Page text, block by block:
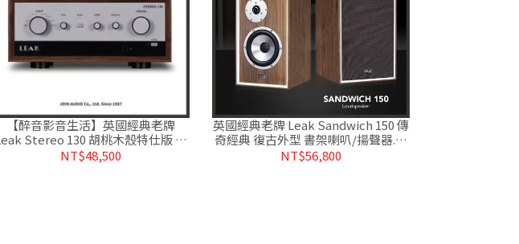
【醉音影音生活】英國經典老牌
Stereo 130 胡桃木殼特仕版 綜
合擴大機.台灣公司貨
NT$48,500
英國經典老牌 Leak Sandwich 150 傳
奇經典 復古外型 書架喇叭/揚聲器.台
灣公司貨 醉音影音生活
NT$56,800